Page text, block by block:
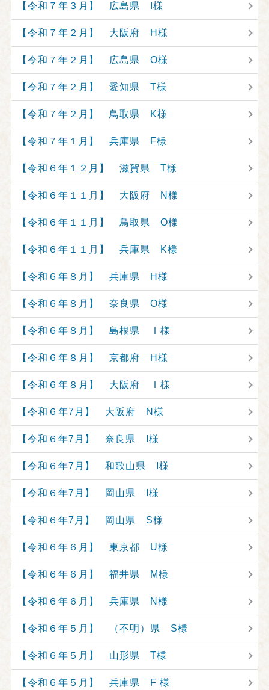
【令和７年３月】 広島県 I様
【令和７年２月】 大阪府 H様
【令和７年２月】 広島県 O様
【令和７年２月】 愛知県 T様
【令和７年２月】 鳥取県 K様
【令和７年１月】 兵庫県 F様
【令和６年１２月】 滋賀県 T様
【令和６年１１月】 大阪府 N様
【令和６年１１月】 鳥取県 O様
【令和６年１１月】 兵庫県 K様
【令和６年８月】 兵庫県 H様
【令和６年８月】 奈良県 O様
【令和６年８月】 島根県 Ｉ様
【令和６年８月】 京都府 H様
【令和６年８月】 大阪府 Ｉ様
【令和６年7月】 大阪府 N様
【令和６年7月】 奈良県 I様
【令和６年7月】 和歌山県 I様
【令和６年7月】 岡山県 I様
【令和６年7月】 岡山県 S様
【令和６年６月】 東京都 U様
【令和６年６月】 福井県 M様
【令和６年６月】 兵庫県 N様
【令和６年５月】 （不明）県 S様
【令和６年５月】 山形県 T様
【令和６年５月】 兵庫県 F 様